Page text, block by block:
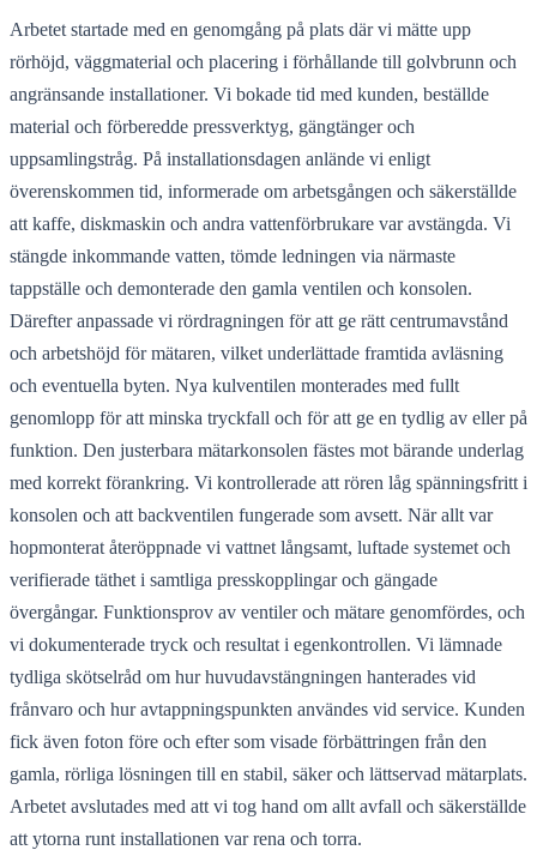
Arbetet startade med en genomgång på plats där vi mätte upp
rörhöjd, väggmaterial och placering i förhållande till golvbrunn och
angränsande installationer. Vi bokade tid med kunden, beställde
material och förberedde pressverktyg, gängtänger och
uppsamlingstråg. På installationsdagen anlände vi enligt
överenskommen tid, informerade om arbetsgången och säkerställde
att kaffe, diskmaskin och andra vattenförbrukare var avstängda. Vi
stängde inkommande vatten, tömde ledningen via närmaste
tappställe och demonterade den gamla ventilen och konsolen.
Därefter anpassade vi rördragningen för att ge rätt centrumavstånd
och arbetshöjd för mätaren, vilket underlättade framtida avläsning
och eventuella byten. Nya kulventilen monterades med fullt
genomlopp för att minska tryckfall och för att ge en tydlig av eller på
funktion. Den justerbara mätarkonsolen fästes mot bärande underlag
med korrekt förankring. Vi kontrollerade att rören låg spänningsfritt i
konsolen och att backventilen fungerade som avsett. När allt var
hopmonterat återöppnade vi vattnet långsamt, luftade systemet och
verifierade täthet i samtliga presskopplingar och gängade
övergångar. Funktionsprov av ventiler och mätare genomfördes, och
vi dokumenterade tryck och resultat i egenkontrollen. Vi lämnade
tydliga skötselråd om hur huvudavstängningen hanterades vid
frånvaro och hur avtappningspunkten användes vid service. Kunden
fick även foton före och efter som visade förbättringen från den
gamla, rörliga lösningen till en stabil, säker och lättservad mätarplats.
Arbetet avslutades med att vi tog hand om allt avfall och säkerställde
att ytorna runt installationen var rena och torra.